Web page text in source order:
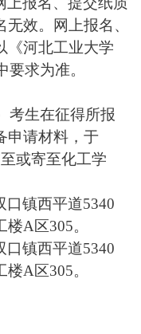
效。网上报名、
《河北工业大学
求为准。
考生在征得所报
申请材料，于
或寄至化工学
口镇西平道5340
A区305。
口镇西平道5340
A区305。